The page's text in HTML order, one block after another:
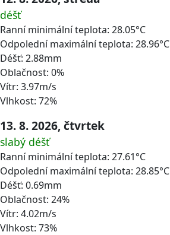
déšť
Ranní minimální teplota: 28.05°C
Odpolední maximální teplota: 28.96°C
Déšť: 2.88mm
Oblačnost: 0%
Vítr: 3.97m/s
Vlhkost: 72%
13. 8. 2026, čtvrtek
slabý déšť
Ranní minimální teplota: 27.61°C
Odpolední maximální teplota: 28.85°C
Déšť: 0.69mm
Oblačnost: 24%
Vítr: 4.02m/s
Vlhkost: 73%